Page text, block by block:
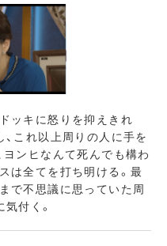
ッキに怒りを抑えきれ
これ以上周りの人に手を
ヨンヒなんて死んでも構わ
は全てを打ち明ける。最
で不思議に思っていた周
付く。